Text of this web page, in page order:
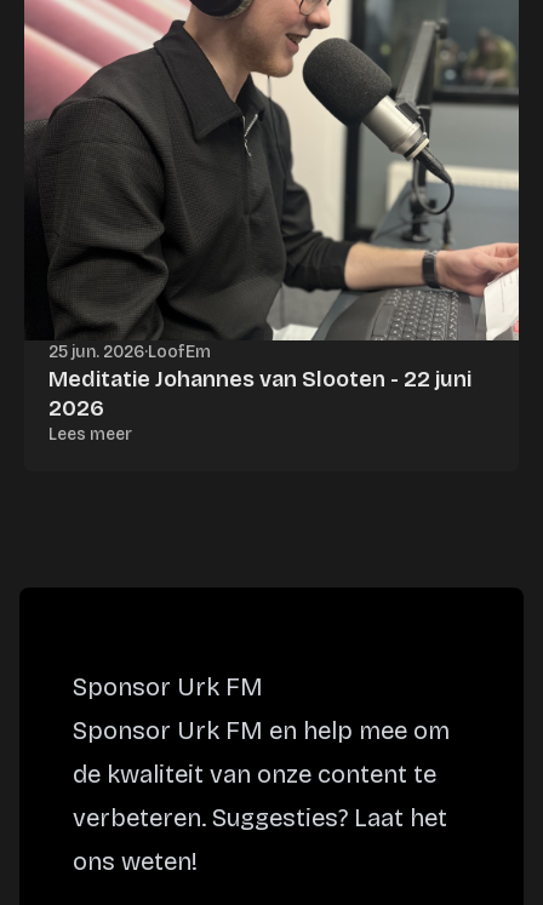
25 jun. 2026·LoofEm
Meditatie Johannes van Slooten - 22 juni
2026
Lees meer
Sponsor Urk FM
Sponsor Urk FM en help mee om
de kwaliteit van onze content te
verbeteren. Suggesties? Laat het
ons weten!